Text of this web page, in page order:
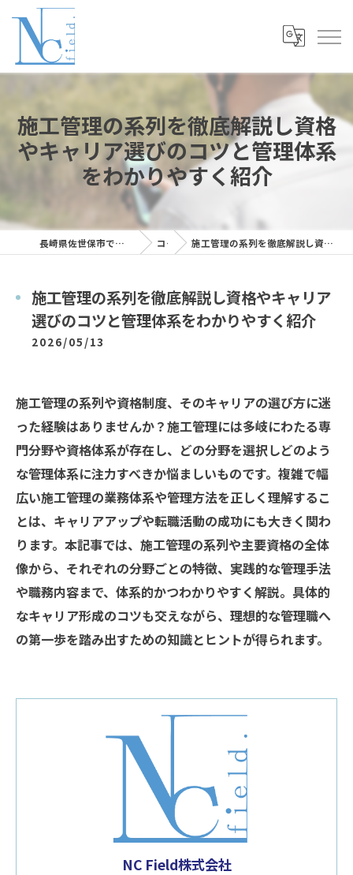
施工管理の系列を徹底解説し資格
やキャリア選びのコツと管理体系
をわかりやすく紹介
長崎県佐世保市で施工管理の求人ならNC Field株式会社 コラム 施工管理の系列を徹底解説し資格やキャリア選びのコツと管理体系をわかりやすく紹介
施工管理の系列を徹底解説し資格やキャリア
選びのコツと管理体系をわかりやすく紹介
2026/05/13
施工管理の系列や資格制度、そのキャリアの選び方に迷
った経験はありませんか？施工管理には多岐にわたる専
門分野や資格体系が存在し、どの分野を選択しどのよう
な管理体系に注力すべきか悩ましいものです。複雑で幅
広い施工管理の業務体系や管理方法を正しく理解するこ
とは、キャリアアップや転職活動の成功にも大きく関わ
ります。本記事では、施工管理の系列や主要資格の全体
像から、それぞれの分野ごとの特徴、実践的な管理手法
や職務内容まで、体系的かつわかりやすく解説。具体的
なキャリア形成のコツも交えながら、理想的な管理職へ
の第一歩を踏み出すための知識とヒントが得られます。
NC Field株式会社